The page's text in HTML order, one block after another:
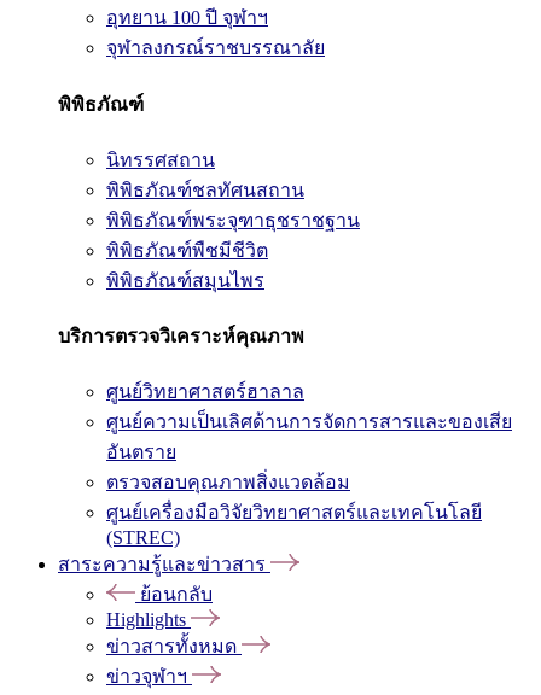
อุทยาน 100 ปี จุฬาฯ
จุฬาลงกรณ์ราชบรรณาลัย
พิพิธภัณฑ์
นิทรรศสถาน
พิพิธภัณฑ์ชลทัศนสถาน
พิพิธภัณฑ์พระจุฑาธุชราชฐาน
พิพิธภัณฑ์พืชมีชีวิต
พิพิธภัณฑ์สมุนไพร
บริการตรวจวิเคราะห์คุณภาพ
ศูนย์วิทยาศาสตร์ฮาลาล
ศูนย์ความเป็นเลิศด้านการจัดการสารและของเสีย
อันตราย
ตรวจสอบคุณภาพสิ่งแวดล้อม
ศูนย์เครื่องมือวิจัยวิทยาศาสตร์และเทคโนโลยี
(STREC)
สาระความรู้และข่าวสาร
ย้อนกลับ
Highlights
ข่าวสารทั้งหมด
ข่าวจุฬาฯ